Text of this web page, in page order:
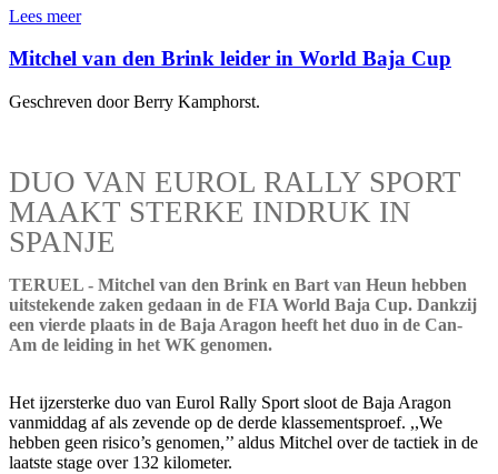
Lees meer
Mitchel van den Brink leider in World Baja Cup
Geschreven door Berry Kamphorst.
DUO VAN EUROL RALLY SPORT
MAAKT STERKE INDRUK IN
SPANJE
TERUEL - Mitchel van den Brink en Bart van Heun hebben
uitstekende zaken gedaan in de FIA World Baja Cup. Dankzij
een vierde plaats in de Baja Aragon heeft het duo in de Can-
Am de leiding in het WK genomen.
Het ijzersterke duo van Eurol Rally Sport sloot de Baja Aragon
vanmiddag af als zevende op de derde klassementsproef. ,,We
hebben geen risico’s genomen,’’ aldus Mitchel over de tactiek in de
laatste stage over 132 kilometer.